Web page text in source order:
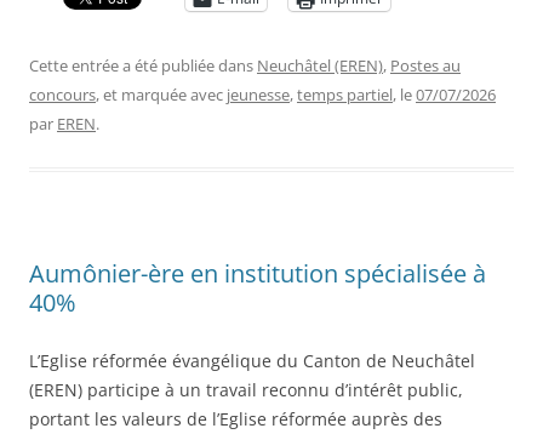
Cette entrée a été publiée dans Neuchâtel (EREN), Postes au
concours, et marquée avec jeunesse,temps partiel, le07/07/2026
par EREN.
Aumônier-ère en institution spécialisée à
40%
L’Eglise réformée évangélique du Canton de Neuchâtel
(EREN) participe à un travail reconnu d’intérêt public,
portant les valeurs de l’Eglise réformée auprès des